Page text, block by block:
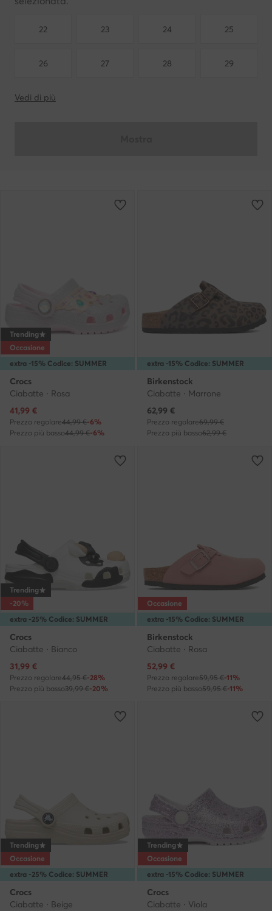
22 23 24 25
26 27 28 29
Vedi di più
extra -15% Codice: SUMMER
Trending
Occasione
Crocs
Ciabatte · Rosa
Prezzo attuale
41,99 €
Prezzo regolare44,99 €-6%
Prezzo più basso44,99 €-6%
extra -15% Codice: SUMMER
Birkenstock
Ciabatte · Marrone
Prezzo attuale
62,99 €
Prezzo regolare69,99 €
Prezzo più basso62,99 €
extra -25% Codice: SUMMER
Trending
-20%
Crocs
Ciabatte · Bianco
Prezzo attuale
31,99 €
Prezzo regolare44,95 €-28%
Prezzo più basso39,99 €-20%
extra -15% Codice: SUMMER
Occasione
Birkenstock
Ciabatte · Rosa
Prezzo attuale
52,99 €
Prezzo regolare59,95 €-11%
Prezzo più basso59,95 €-11%
extra -25% Codice: SUMMER
Trending
Occasione
Crocs
Ciabatte · Beige
extra -15% Codice: SUMMER
Trending
Occasione
Crocs
Ciabatte · Viola